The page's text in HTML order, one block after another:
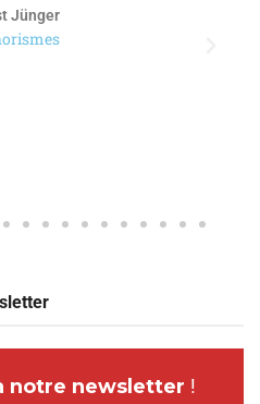
Jünger
notre newsletter !